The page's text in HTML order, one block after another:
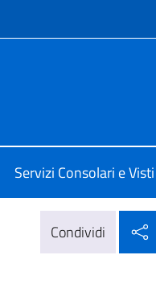
Servizi Consolari e Visti
Condividi